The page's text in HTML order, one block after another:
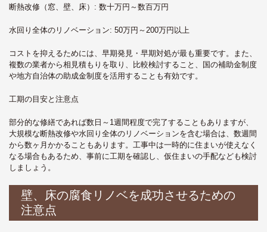
断熱改修（窓、壁、床） : 数十万円～数百万円
水回り全体のリノベーション: 50万円～200万円以上
コストを抑えるためには、早期発見・早期対処が最も重要です。また、
複数の業者から相見積もりを取り、比較検討すること、国の補助金制度
や地方自治体の助成金制度を活用することも有効です。
工期の目安と注意点
部分的な修繕であれば数日～1週間程度で完了することもありますが、
大規模な断熱改修や水回り全体のリノベーションを含む場合は、数週間
から数ヶ月かかることもあります。工事中は一時的に住まいが使えなく
なる場合もあるため、事前に工期を確認し、仮住まいの手配なども検討
しましょう。
壁、床の腐食リノベを成功させるための
注意点